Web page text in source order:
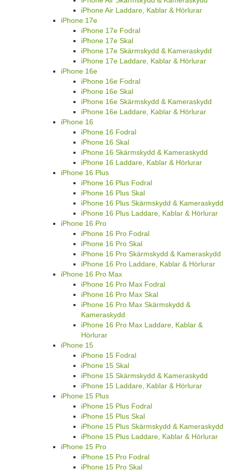
iPhone Air Laddare, Kablar & Hörlurar
iPhone 17e
iPhone 17e Fodral
iPhone 17e Skal
iPhone 17e Skärmskydd & Kameraskydd
iPhone 17e Laddare, Kablar & Hörlurar
iPhone 16e
iPhone 16e Fodral
iPhone 16e Skal
iPhone 16e Skärmskydd & Kameraskydd
iPhone 16e Laddare, Kablar & Hörlurar
iPhone 16
iPhone 16 Fodral
iPhone 16 Skal
iPhone 16 Skärmskydd & Kameraskydd
iPhone 16 Laddare, Kablar & Hörlurar
iPhone 16 Plus
iPhone 16 Plus Fodral
iPhone 16 Plus Skal
iPhone 16 Plus Skärmskydd & Kameraskydd
iPhone 16 Plus Laddare, Kablar & Hörlurar
iPhone 16 Pro
iPhone 16 Pro Fodral
iPhone 16 Pro Skal
iPhone 16 Pro Skärmskydd & Kameraskydd
iPhone 16 Pro Laddare, Kablar & Hörlurar
iPhone 16 Pro Max
iPhone 16 Pro Max Fodral
iPhone 16 Pro Max Skal
iPhone 16 Pro Max Skärmskydd &
Kameraskydd
iPhone 16 Pro Max Laddare, Kablar &
Hörlurar
iPhone 15
iPhone 15 Fodral
iPhone 15 Skal
iPhone 15 Skärmskydd & Kameraskydd
iPhone 15 Laddare, Kablar & Hörlurar
iPhone 15 Plus
iPhone 15 Plus Fodral
iPhone 15 Plus Skal
iPhone 15 Plus Skärmskydd & Kameraskydd
iPhone 15 Plus Laddare, Kablar & Hörlurar
iPhone 15 Pro
iPhone 15 Pro Fodral
iPhone 15 Pro Skal